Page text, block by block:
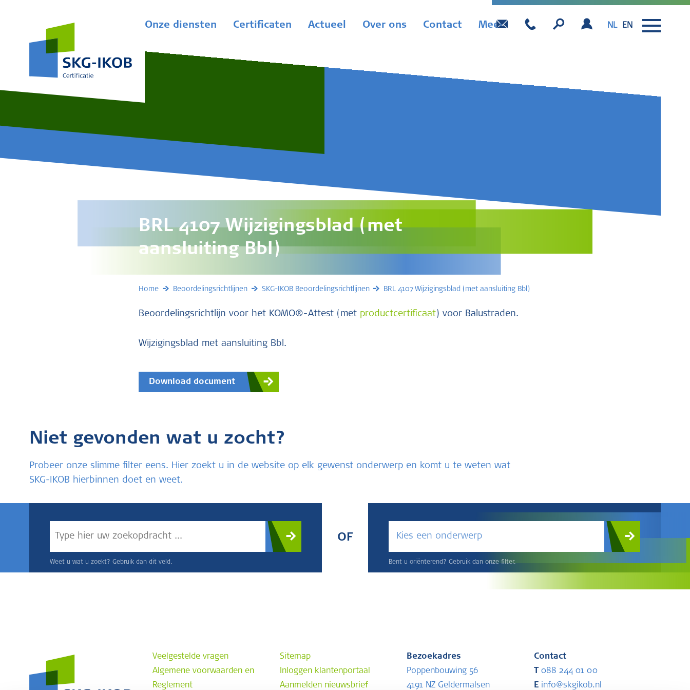
Onze diensten Certificaten Actueel Over ons Contact Meer NL EN
BRL 4107 Wijzigingsblad (met
aansluiting Bbl)
Home Beoordelingsrichtlijnen SKG-IKOB Beoordelingsrichtlijnen BRL 4107 Wijzigingsblad (met aansluiting Bbl)
Beoordelingsrichtlijn voor het KOMO®-Attest (met productcertificaat) voor Balustraden.
Wijzigingsblad met aansluiting Bbl.
Download document
Niet gevonden wat u zocht?
Probeer onze slimme filter eens. Hier zoekt u in de website op elk gewenst onderwerp en komt u te weten wat
SKG-IKOB hierbinnen doet en weet.
Weet u wat u zoekt? Gebruik dan dit veld.
OF Kies een onderwerp
Bent u oriënterend? Gebruik dan onze filter.
Veelgestelde vragen
Algemene voorwaarden en
Reglement
Sitemap
Inloggen klantenportaal
Aanmelden nieuwsbrief
Bezoekadres
Poppenbouwing 56
4191 NZ Geldermalsen
Contact
088 244 01 00
Einfo@skgikob.nl